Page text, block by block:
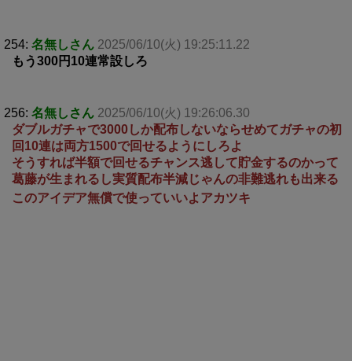
254: 名無しさん 2025/06/10(火) 19:25:11.22
もう300円10連常設しろ
256: 名無しさん 2025/06/10(火) 19:26:06.30
ダブルガチャで3000しか配布しないならせめてガチャの初
回10連は両方1500で回せるようにしろよ
そうすれば半額で回せるチャンス逃して貯金するのかって
葛藤が生まれるし実質配布半減じゃんの非難逃れも出来る
このアイデア無償で使っていいよアカツキ